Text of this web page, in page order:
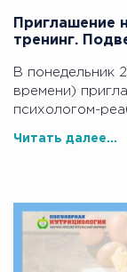
Приглашение
тренинг.
В понедельник
времени)
психологом-
Читать далее...